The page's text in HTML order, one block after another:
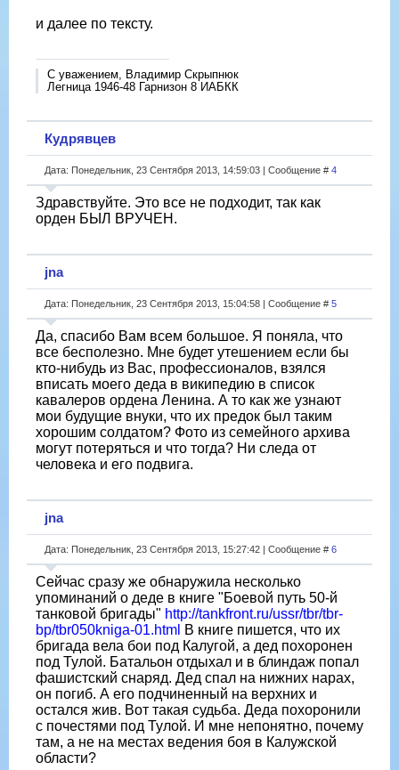
и далее по тексту.
С уважением, Владимир Скрыпнюк
Легница 1946-48 Гарнизон 8 ИАБКК
Кудрявцев
Дата: Понедельник, 23 Сентября 2013, 14:59:03 | Сообщение # 4
Здравствуйте. Это все не подходит, так как
орден БЫЛ ВРУЧЕН.
jna
Дата: Понедельник, 23 Сентября 2013, 15:04:58 | Сообщение # 5
Да, спасибо Вам всем большое. Я поняла, что
все бесполезно. Мне будет утешением если бы
кто-нибудь из Вас, профессионалов, взялся
вписать моего деда в википедию в список
кавалеров ордена Ленина. А то как же узнают
мои будущие внуки, что их предок был таким
хорошим солдатом? Фото из семейного архива
могут потеряться и что тогда? Ни следа от
человека и его подвига.
jna
Дата: Понедельник, 23 Сентября 2013, 15:27:42 | Сообщение # 6
Сейчас сразу же обнаружила несколько
упоминаний о деде в книге "Боевой путь 50-й
танковой бригады" http://tankfront.ru/ussr/tbr/tbr-
bp/tbr050kniga-01.html В книге пишется, что их
бригада вела бои под Калугой, а дед похоронен
под Тулой. Батальон отдыхал и в блиндаж попал
фашистский снаряд. Дед спал на нижних нарах,
он погиб. А его подчиненный на верхних и
остался жив. Вот такая судьба. Деда похоронили
с почестями под Тулой. И мне непонятно, почему
там, а не на местах ведения боя в Калужской
области?